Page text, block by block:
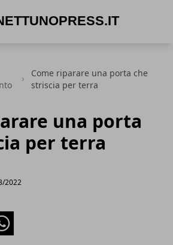
Come riparare una porta che
striscia per terra
una porta
per terra
2022